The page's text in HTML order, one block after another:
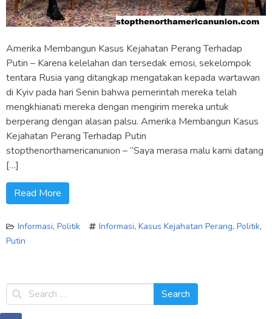
Amerika Membangun Kasus Kejahatan Perang Terhadap
Putin – Karena kelelahan dan tersedak emosi, sekelompok
tentara Rusia yang ditangkap mengatakan kepada wartawan
di Kyiv pada hari Senin bahwa pemerintah mereka telah
mengkhianati mereka dengan mengirim mereka untuk
berperang dengan alasan palsu. Amerika Membangun Kasus
Kejahatan Perang Terhadap Putin
stopthenorthamericanunion – “Saya merasa malu kami datang
[…]
Read More
Informasi, Politik Informasi, Kasus Kejahatan Perang, Politik,
Putin